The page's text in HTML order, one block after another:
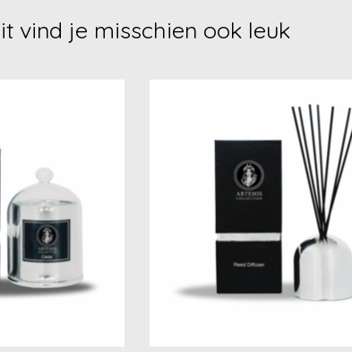
vind je misschien ook leuk